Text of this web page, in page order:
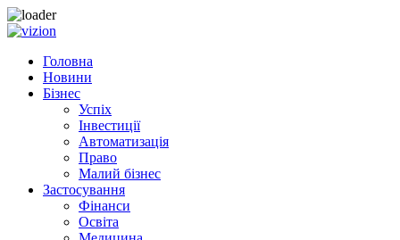
Skip to content
Головна
Новини
Бізнес
Успіх
Інвестиції
Автоматизація
Право
Малий бізнес
Застосування
Фінанси
Освіта